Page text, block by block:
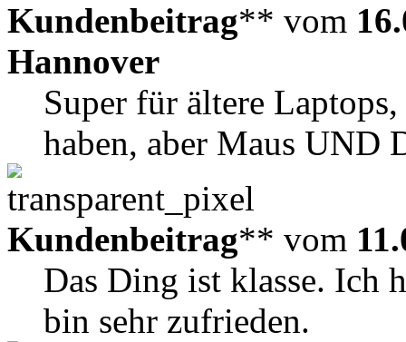
Kundenbeitrag** vom
Hannover
Super für ältere
haben, aber Maus UND
Kundenbeitrag** vom
Das Ding ist klasse. Ich
bin sehr zufrieden.